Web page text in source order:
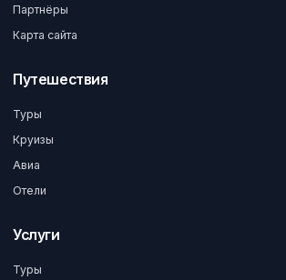
Партнёры
Карта сайта
Путешествия
Туры
Круизы
Авиа
Отели
Услуги
Туры